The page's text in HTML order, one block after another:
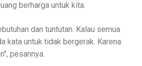
berharga untuk kita.
dan tuntutan. Kalau semua
kata untuk tidak bergerak. Karena
pesannya.